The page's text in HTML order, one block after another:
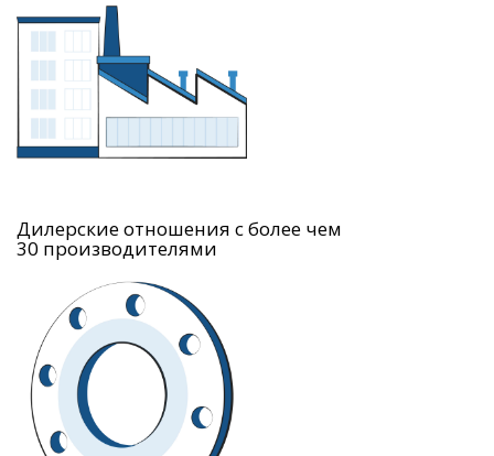
Дилерские отношения с более чем
30 производителями